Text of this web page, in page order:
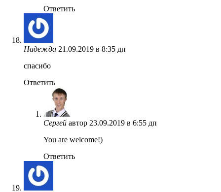
Ответить
Надежда 21.09.2019 в 8:35 дп
спасибо
Ответить
Сергей автор 23.09.2019 в 6:55 дп
You are welcome!)
Ответить